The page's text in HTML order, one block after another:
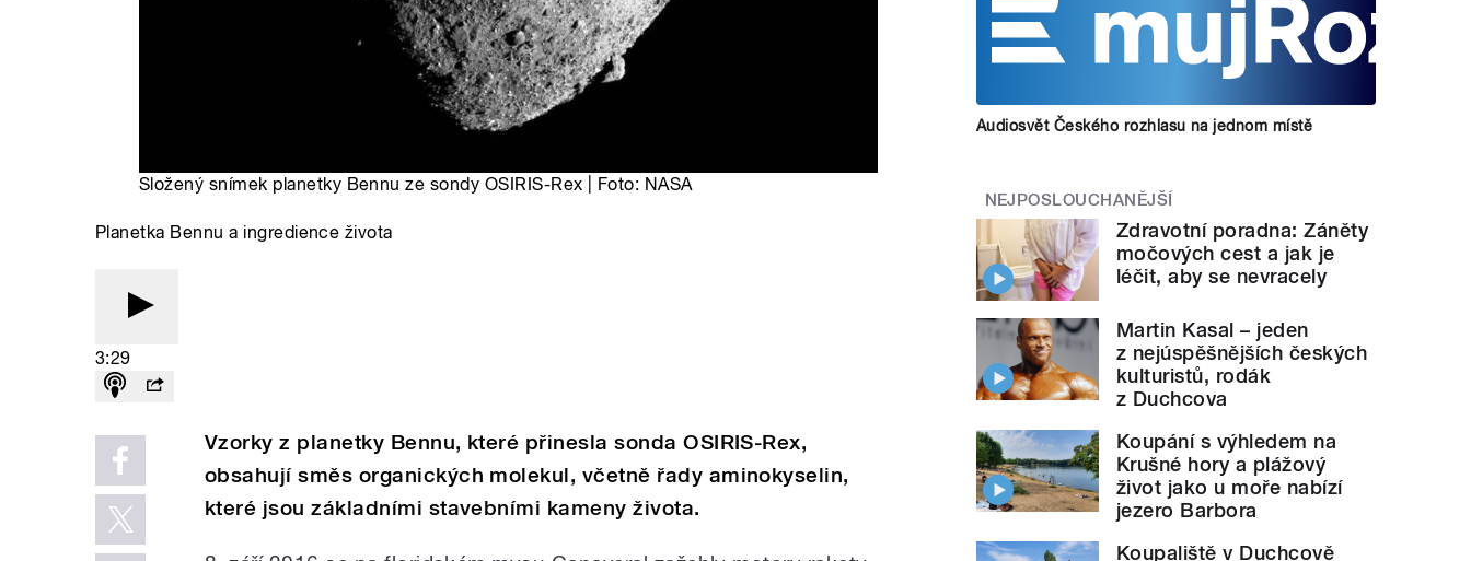
Složený snímek planetky Bennu ze sondy OSIRIS-Rex | Foto: NASA
Planetka Bennu a ingredience života
3:29
Vzorky z planetky Bennu, které přinesla sonda OSIRIS-Rex,
obsahují směs organických molekul, včetně řady aminokyselin,
které jsou základními stavebními kameny života.
Audiosvět Českého rozhlasu na jednom místě
NEJPOSLOUCHANĚJŠÍ
Zdravotní poradna: Záněty
močových cest a jak je
léčit, aby se nevracely
Martin Kasal – jeden
z nejúspěšnějších českých
kulturistů, rodák
z Duchcova
Koupání s výhledem na
Krušné hory a plážový
život jako u moře nabízí
jezero Barbora
Koupaliště v Duchcově